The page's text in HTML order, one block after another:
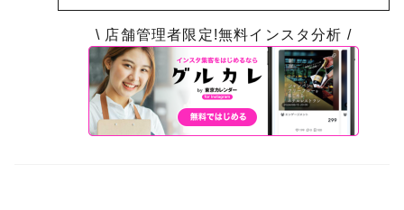
\ 店舗管理者限定!無料インスタ分析 /